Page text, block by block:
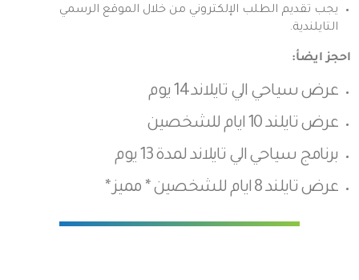
يجب تقديم الطلب الإلكتروني من خلال الموقع الرسمي
التايلندية.
احجز ايضأ:
عرض سياحي الي تايلاند 14 يوم
عرض تايلند 10 ايام للشخصين
برنامج سياحي الي تايلاند لمدة 13 يوم
عرض تايلند 8 ايام للشخصين * مميز *